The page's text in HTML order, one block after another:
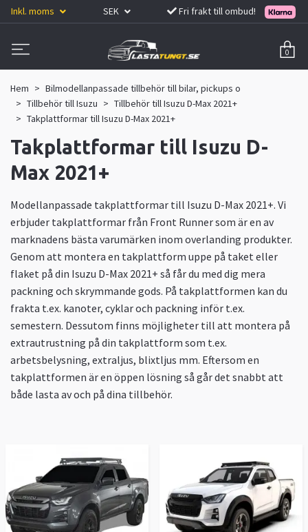
Inkl. moms SEK Fri frakt till ombud!
0
Hem
Bilmodellanpassade tillbehör till bilar, pickups o
Tillbehör till Isuzu
Tillbehör till Isuzu D-Max 2021+
Takplattformar till Isuzu D-Max 2021+
Takplattformar till Isuzu D-
Max 2021+
Modellanpassade takplattformar till Isuzu D-Max 2021+. Vi
erbjuder takplattformar från Front Runner som är en av
marknadens bästa varumärken inom overlanding produkter.
Genom att montera en takplattform uppe på taket eller
flaket på din Isuzu D-Max 2021+ så får du med dig mera
packning och skrymmande gods. På takplattformen kan du
frakta t.ex. kanoter, cyklar och packning inför t.ex.
semestern. Dessutom finns möjligheter till att montera på
extrautrustning på din takplattform som t.ex.
arbetsbelysning, extraljus, blixtljus mm. Eftersom en
takplattformen är en öppen lösning så går det snabbt att
både lasta av och på dina tillbehör.